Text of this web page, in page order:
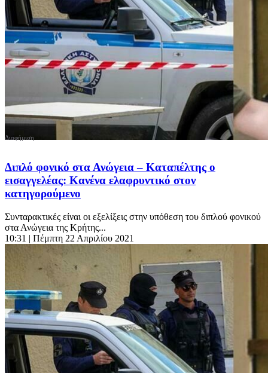
Διπλό φονικό στα Ανώγεια – Καταπέλτης ο
εισαγγελέας: Κανένα ελαφρυντικό στον
κατηγορούμενο
Συνταρακτικές είναι οι εξελίξεις στην υπόθεση του διπλού φονικού
στα Ανώγεια της Κρήτης...
10:31 | Πέμπτη 22 Απριλίου 2021